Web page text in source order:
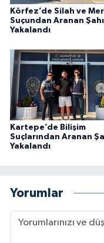
Körfez’de Silah ve
Suçundan Aranan
Yakalandı
Kartepe’de Bilişim
Suçlarından Aranan
Yakalandı
Yorumlar